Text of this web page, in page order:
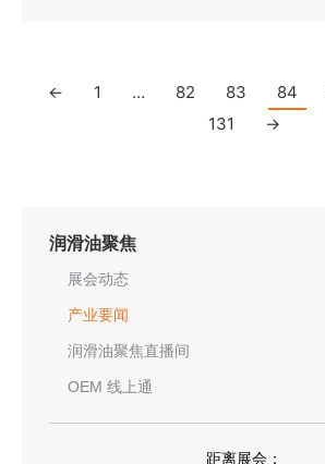
← 1 … 82 83 84
131
→
润滑油聚焦
展会动态
产业要闻
润滑油聚焦直播间
OEM 线上通
距离展会：